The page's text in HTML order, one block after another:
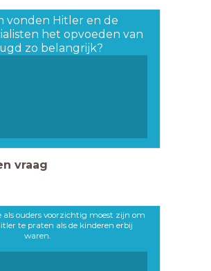
vonden Hitler en de
het opvoeden van
zo belangrijk?
vraag
ouders voorzichtig moest zijn om
te praten als de kinderen erbij
waren.